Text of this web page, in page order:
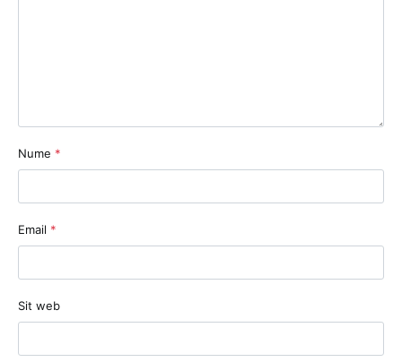
Nume *
Email *
Sit web